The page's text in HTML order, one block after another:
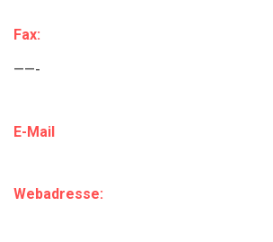
Fax:
——-
E-Mail
Webadresse: